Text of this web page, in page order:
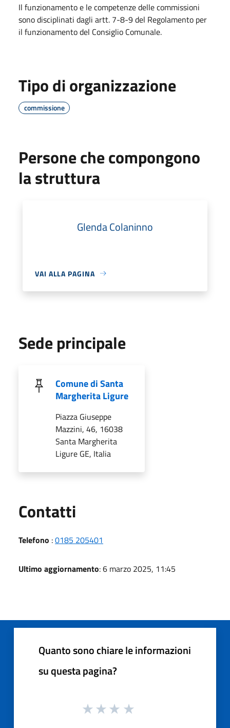
Il funzionamento e le competenze delle commissioni
sono disciplinati dagli artt. 7-8-9 del Regolamento per
il funzionamento del Consiglio Comunale.
Tipo di organizzazione
commissione
Persone che compongono
la struttura
Glenda Colaninno
VAI ALLA PAGINA
Sede principale
Comune di Santa
Margherita Ligure
Piazza Giuseppe
Mazzini, 46, 16038
Santa Margherita
Ligure GE, Italia
Contatti
Telefono :0185 205401
Ultimo aggiornamento: 6 marzo 2025, 11:45
Quanto sono chiare le informazioni
su questa pagina?